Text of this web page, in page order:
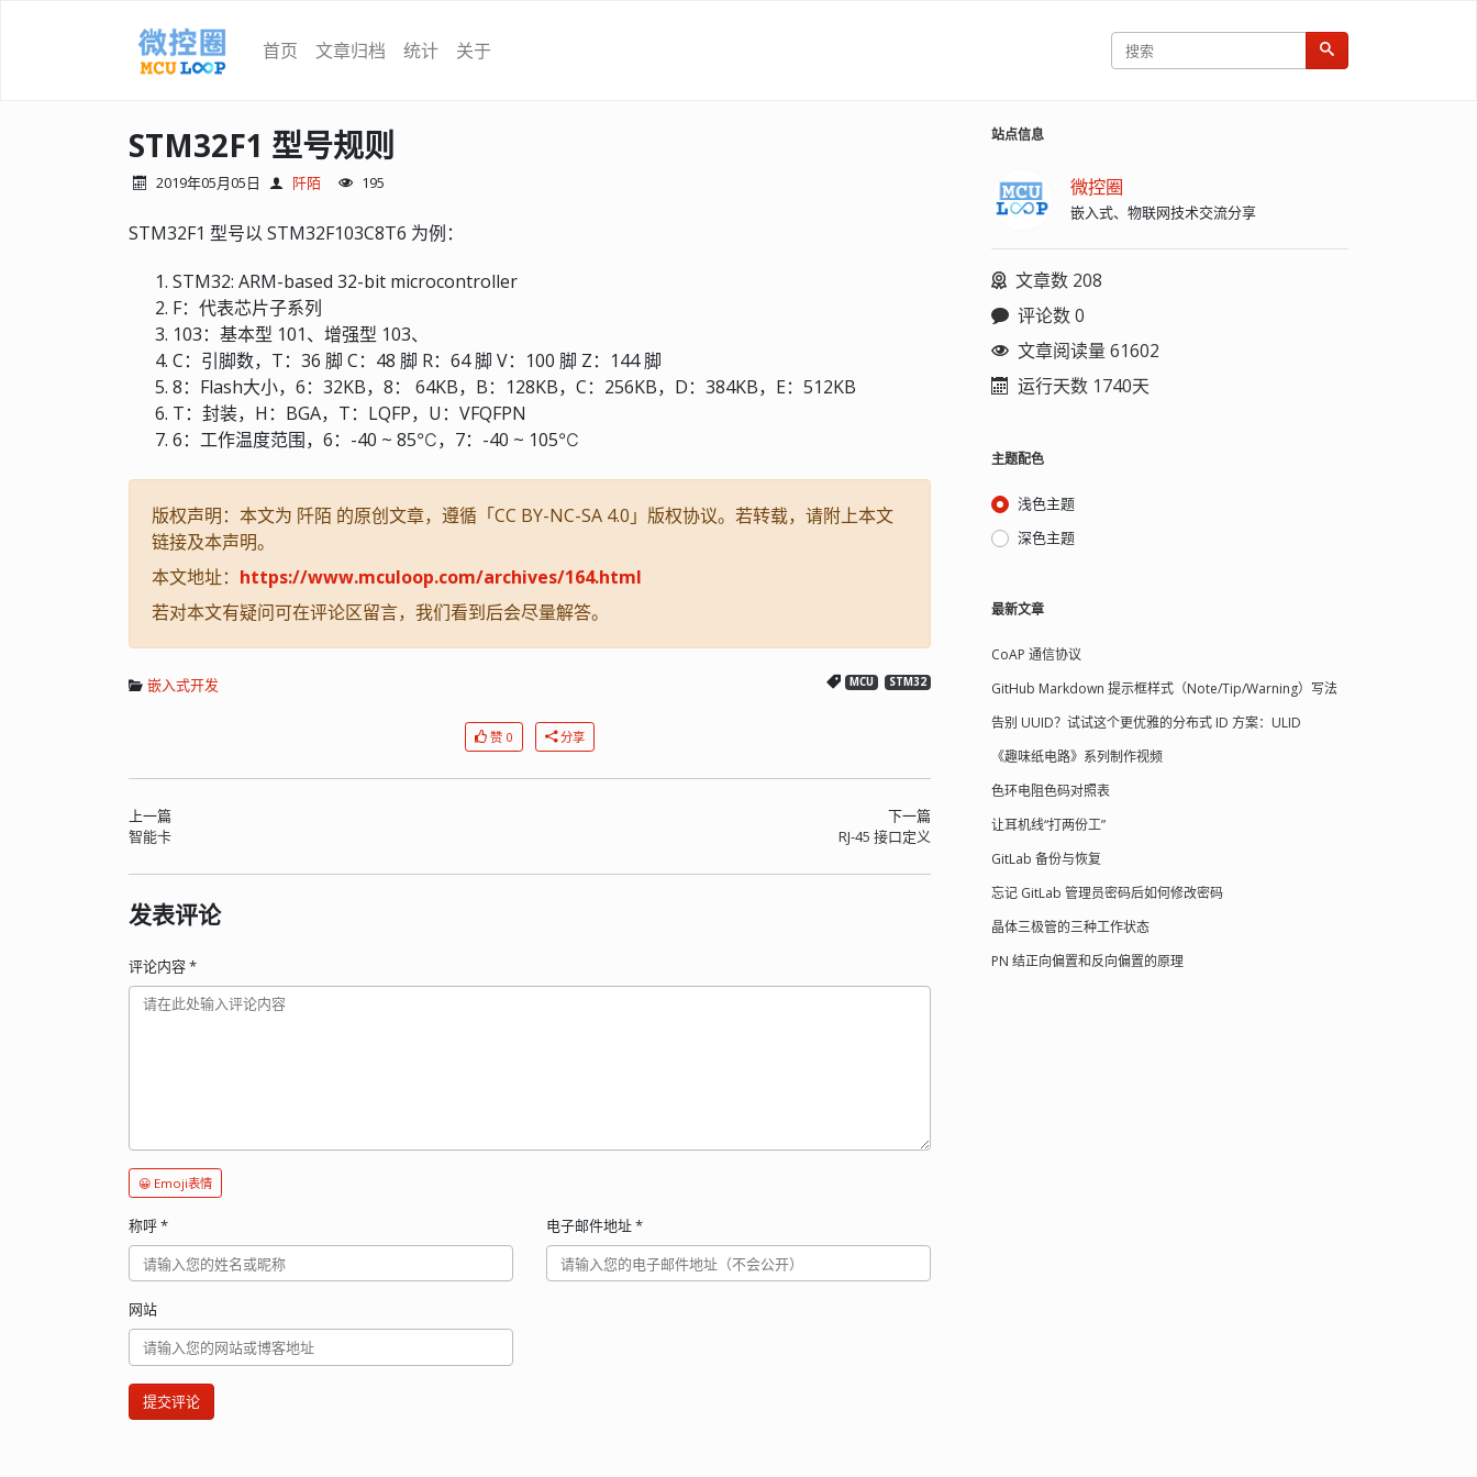
首页 文章归档 统计 关于
STM32F1 型号规则
2019年05月05日 阡陌 195
STM32F1 型号以 STM32F103C8T6 为例：
STM32: ARM-based 32-bit microcontroller
F：代表芯片子系列
103：基本型 101、增强型 103、
C：引脚数，T：36 脚 C：48 脚 R：64 脚 V：100 脚 Z：144 脚
8：Flash大小，6：32KB，8： 64KB，B：128KB，C：256KB，D：384KB，E：512KB
T：封装，H：BGA，T：LQFP，U：VFQFPN
6：工作温度范围，6：-40 ~ 85℃，7：-40 ~ 105℃
版权声明：本文为 阡陌 的原创文章，遵循「CC BY-NC-SA 4.0」版权协议。若转载，请附上本文
链接及本声明。
本文地址： https://www.mculoop.com/archives/164.html
若对本文有疑问可在评论区留言，我们看到后会尽量解答。
嵌入式开发 MCU STM32
赞 0 分享
上一篇
智能卡
下一篇
RJ-45 接口定义
发表评论
评论内容*
😀 Emoji表情
称呼* 电子邮件地址*
网站
提交评论
站点信息
微控圈
嵌入式、物联网技术交流分享
文章数 208
评论数 0
文章阅读量 61602
运行天数 1740天
主题配色
浅色主题
深色主题
最新文章
CoAP 通信协议
GitHub Markdown 提示框样式（Note/Tip/Warning）写法
告别 UUID？试试这个更优雅的分布式 ID 方案：ULID
《趣味纸电路》系列制作视频
色环电阻色码对照表
让耳机线“打两份工”
GitLab 备份与恢复
忘记 GitLab 管理员密码后如何修改密码
晶体三极管的三种工作状态
PN 结正向偏置和反向偏置的原理